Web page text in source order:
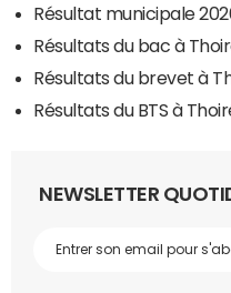
Résultat municipale
Résultats du bac à
Résultats du brevet à
Résultats du BTS à
NEWSLETTER